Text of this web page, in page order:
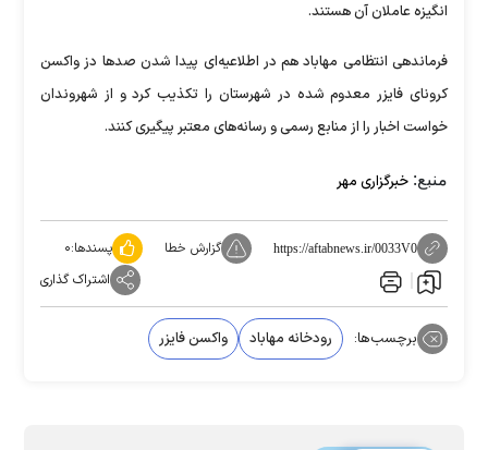
انگیزه عاملان آن هستند.
فرماندهی انتظامی مهاباد هم در اطلاعیه‌ای پیدا شدن صدها دز واکسن
کرونای فایزر معدوم شده در شهرستان را تکذیب کرد و از شهروندان
خواست اخبار را از منابع رسمی و رسانه‌های معتبر پیگیری کنند.
منبع: خبرگزاری مهر
https://aftabnews.ir/0033V0 گزارش خطا پسندها:۰
اشتراک گذاری
برچسب‌ها: رودخانه مهاباد واکسن فایزر